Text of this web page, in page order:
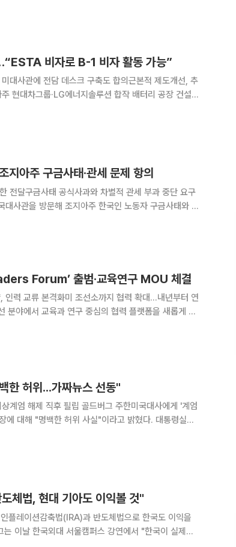
편, 전자여행허가(EST
비자로 B-1 비자 활동 가능”
대사관에 전담 데스크 구축도 합의근본적 제도개선, 추
자 워킹그룹이 지
아주 구금사태·관세 문제 항의
전달구금사태 공식사과와 차별적 관세 부과 중단 요구
사관을 방문해 조지아주 한국인 노동자 구금사태와 한
표단은 이날 조셉 윤 주
Forum’ 출범·교육연구 MOU 체결
력 교류 본격화미 조선소까지 협력 확대…내년부터 연
일 HD현대 GRC(Global
한 허위...가짜뉴스 선동"
계엄 해제 직후 필립 골드버그 주한미국대사에게 '계엄
"명백한 허위 사실"이라고 밝혔다. 대통령실은
체법, 현대 기아도 이익볼 것"
플레이션감축법(IRA)과 반도체법으로 한국도 이익을